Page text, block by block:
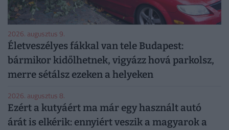
2026. augusztus 9.
Életveszélyes fákkal van tele Budapest:
bármikor kidőlhetnek, vigyázz hová parkolsz,
merre sétálsz ezeken a helyeken
2026. augusztus 8.
Ezért a kutyáért ma már egy használt autó
árát is elkérik: ennyiért veszik a magyarok a